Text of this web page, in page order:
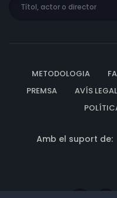
METODOLOGIA
PREMSA
AVÍS LEGAL
Amb el suport